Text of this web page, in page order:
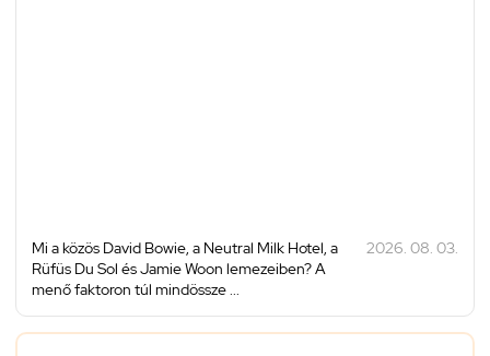
Mi a közös David Bowie, a Neutral Milk Hotel, a
Rüfüs Du Sol és Jamie Woon lemezeiben? A
menő faktoron túl mindössze ...
2026. 08. 03.